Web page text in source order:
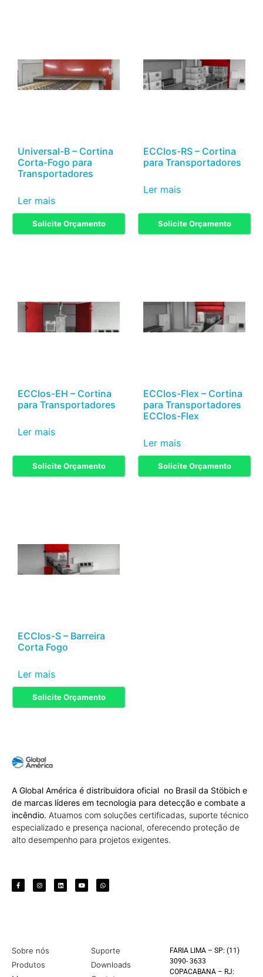
Universal-B – Cortina
Corta-Fogo para
Transportadores
Solicite Orçamento
Ler mais
ECClos-RS – Cortina
para Transportadores
Solicite Orçamento
Ler mais
ECClos-EH – Cortina
para Transportadores
Solicite Orçamento
Ler mais
ECClos-Flex – Cortina
para Transportadores
ECClos-Flex
Solicite Orçamento
Ler mais
ECClos-S – Barreira
Corta Fogo
Solicite Orçamento
Ler mais
A Global América é distribuidora oficial no Brasil da Stöbich e
de marcas líderes em tecnologia para detecção e combate a
incêndio. Atuamos com soluções certificadas, suporte técnico
especializado e presença nacional, oferecendo proteção de
alto desempenho para projetos exigentes.
Sobre nós
Produtos
Suporte
Downloads
FARIA LIMA – SP: (11)
3090- 3633
COPACABANA – RJ: